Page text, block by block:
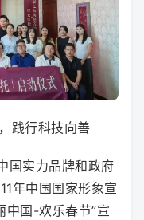
践行科技向善
国实力品牌和政府
年中国国家形象宣
中国-欢乐春节”宣